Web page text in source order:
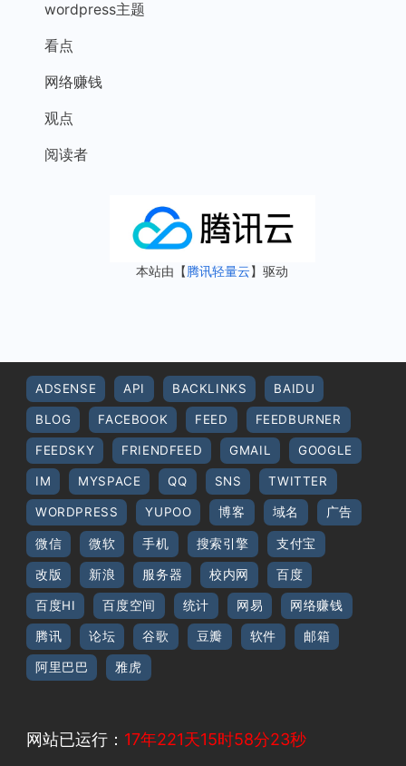
wordpress主题
看点
网络赚钱
观点
阅读者
本站由【腾讯轻量云】驱动
ADSENSE API BACKLINKS BAIDU
BLOG FACEBOOK FEED FEEDBURNER
FEEDSKY FRIENDFEED GMAIL GOOGLE
IM MYSPACE QQ SNS TWITTER
WORDPRESS YUPOO 博客 域名 广告
微信 微软 手机 搜索引擎 支付宝
改版 新浪 服务器 校内网 百度
百度HI 百度空间 统计 网易 网络赚钱
腾讯 论坛 谷歌 豆瓣 软件 邮箱
阿里巴巴 雅虎
网站已运行： 17年221天15时58分23秒